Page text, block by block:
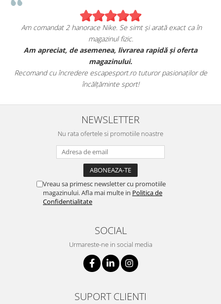
Am comandat 2 hanorace Nike. Se simt și arată exact ca în
magazinul fizic.
Am apreciat, de asemenea, livrarea rapidă și oferta
magazinului.
Recomand cu încredere escapesport.ro tuturor pasionaților de
încălțăminte sport!
NEWSLETTER
Nu rata ofertele si promotiile noastre
Vreau sa primesc newsletter cu promotiile
magazinului. Afla mai multe in Politica de
Confidentialitate
SOCIAL
Urmareste-ne in social media
SUPORT CLIENTI